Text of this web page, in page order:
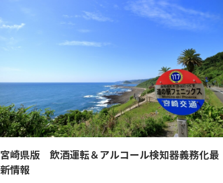
宮崎県版 飲酒運転＆アルコール検知器義務化最
新情報